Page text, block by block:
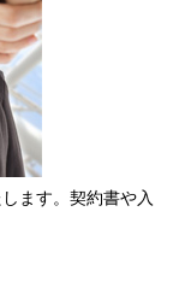
ます。契約書や入